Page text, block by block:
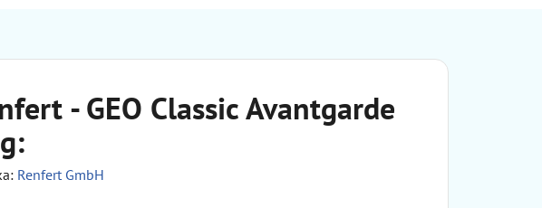
- GEO Classic Avantgarde
Renfert GmbH